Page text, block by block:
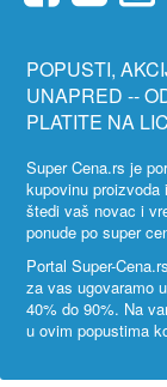
POPUSTI,
UNAPRED --
PLATITE NA
Super Cena.rs je
kupovinu
štedi vaš novac i
ponude po super
Portal Super-
za vas ugovaramo
40% do 90%. Na
u ovim popustima